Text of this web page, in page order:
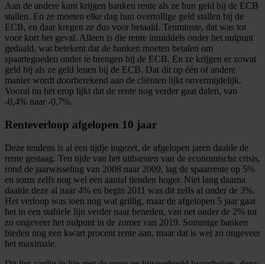
Aan de andere kant krijgen banken rente als ze hun geld bij de ECB
stallen. En ze moeten elke dag hun overtollige geld stallen bij de
ECB, en daar kregen ze dus voor betaald. Tenminste, dat was tot
voor kort het geval. Alleen is die rente inmiddels onder het nulpunt
gedaald, wat betekent dat de banken moeten betalen om
spaartegoeden onder te brengen bij de ECB. En ze krijgen er zowat
geld bij als ze geld lenen bij de ECB. Dat dit op één of andere
manier wordt doorberekend aan de cliënten lijkt onvermijdelijk.
Vooral nu het erop lijkt dat de rente nog verder gaat dalen, van
-0,4% naar -0,7%.
Renteverloop afgelopen 10 jaar
Deze tendens is al een tijdje ingezet, de afgelopen jaren daalde de
rente gestaag. Ten tijde van het uitbarsten van de economische crisis,
rond de jaarwisseling van 2008 naar 2009, lag de spaarrente op 5%
en soms zelfs nog wel een aantal tienden hoger. Niet lang daarna
daalde deze al naar 4% en begin 2011 was dit zelfs al onder de 3%.
Het verloop was toen nog wat grillig, maar de afgelopen 5 jaar gaat
het in een stabiele lijn verder naar beneden, van net onder de 2% tot
zo ongeveer het nulpunt in de zomer van 2019. Sommige banken
bieden nog een kwart procent rente aan, maar dat is wel zo ongeveer
het maximale.